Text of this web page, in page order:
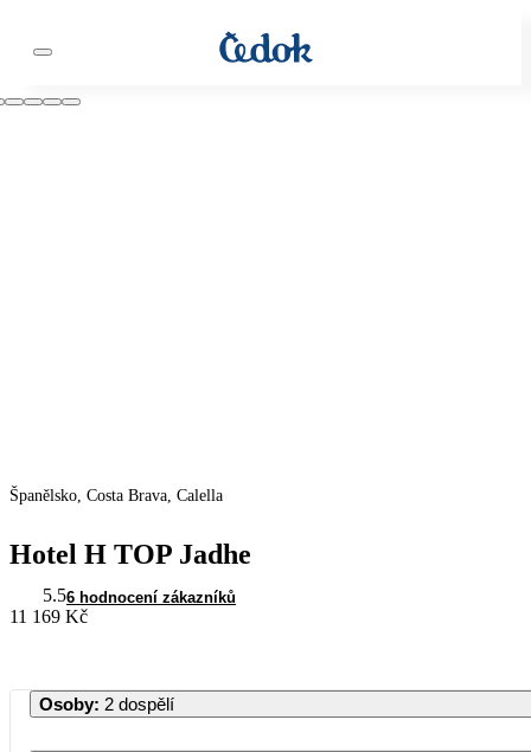
Španělsko, Costa Brava, Calella
Hotel H TOP Jadhe
5.56 hodnocení zákazníků
11 169 Kč
Osoby: 2 dospělí